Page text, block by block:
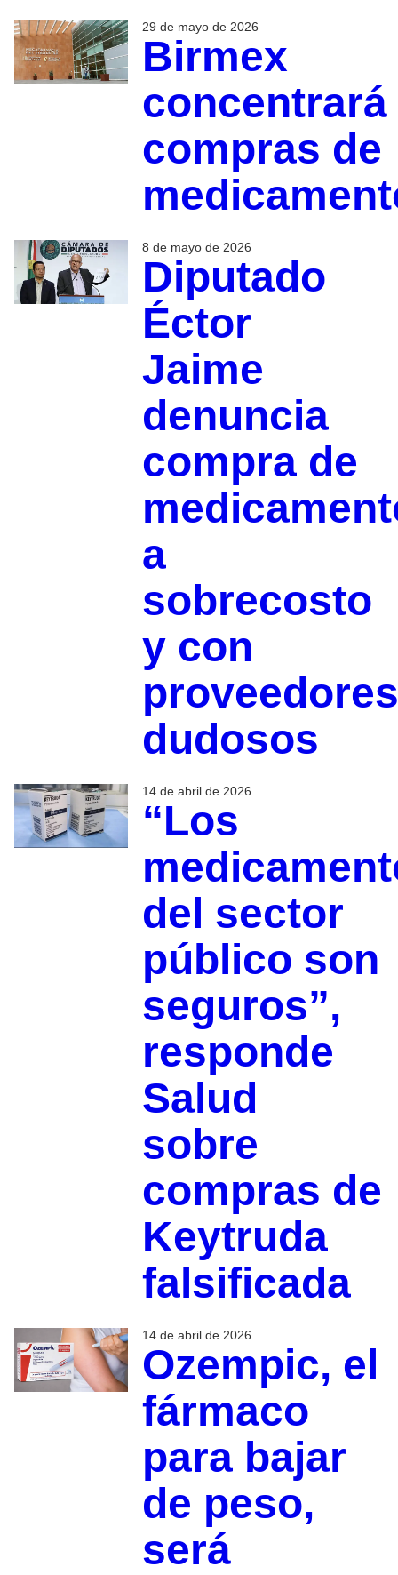
29 de mayo de 2026
Birmex
concentrará
compras de
8 de mayo de 2026
Diputado
Éctor
Jaime
denuncia
compra de
a
sobrecosto
y con
proveedores
dudosos
14 de abril de 2026
“Los
del sector
público son
seguros”,
responde
Salud
sobre
compras de
Keytruda
falsificada
14 de abril de 2026
Ozempic, el
fármaco
para bajar
de peso,
será